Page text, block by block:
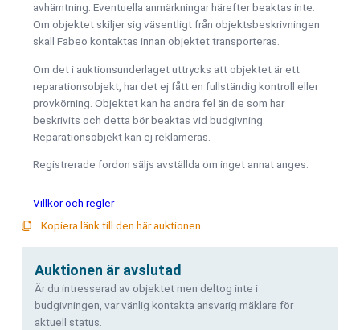
avhämtning. Eventuella anmärkningar härefter beaktas inte.
Om objektet skiljer sig väsentligt från objektsbeskrivningen
skall Fabeo kontaktas innan objektet transporteras.
Om det i auktionsunderlaget uttrycks att objektet är ett
reparationsobjekt, har det ej fått en fullständig kontroll eller
provkörning. Objektet kan ha andra fel än de som har
beskrivits och detta bör beaktas vid budgivning.
Reparationsobjekt kan ej reklameras.
Registrerade fordon säljs avställda om inget annat anges.
Villkor och regler
Kopiera länk till den här auktionen
Auktionen är avslutad
Är du intresserad av objektet men deltog inte i
budgivningen, var vänlig kontakta ansvarig mäklare för
aktuell status.